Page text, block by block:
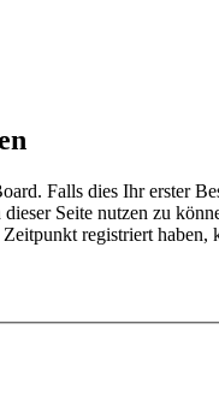
Falls dies Ihr erster
Seite nutzen zu
registriert haben,